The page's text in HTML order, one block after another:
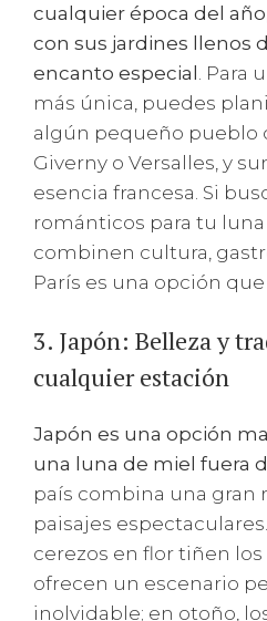
cualquier época del
con sus jardines llenos
encanto especial .
más única, puedes
algún pequeño pueblo
Giverny o Versalles, y
esencia francesa. Si
románticos para tu
combinen cultura,
París es una opción que
3. Japón: Belleza y
cualquier estación
Japón es una opción
una luna de miel fuera
país combina una gran
paisajes
cerezos en flor tiñen
ofrecen un escenario
inolvidable; en otoño,